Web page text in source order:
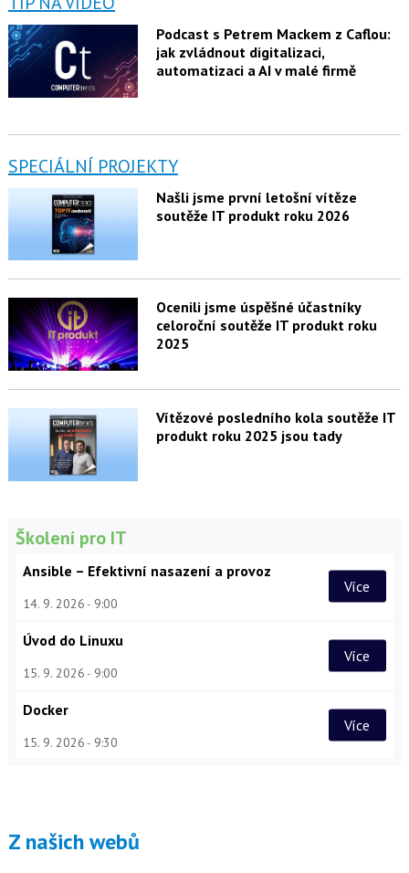
Podcast s Petrem Mackem z Caflou:
jak zvládnout digitalizaci,
automatizaci a AI v malé firmě
SPECIÁLNÍ PROJEKTY
Našli jsme první letošní vítěze
soutěže IT produkt roku 2026
Ocenili jsme úspěšné účastníky
celoroční soutěže IT produkt roku
2025
Vítězové posledního kola soutěže IT
produkt roku 2025 jsou tady
Školení pro IT
Ansible – Efektivní nasazení a provoz
14. 9. 2026 9:00
Více
Úvod do Linuxu
15. 9. 2026 9:00
Více
Docker
15. 9. 2026 9:30
Více
Z našich webů